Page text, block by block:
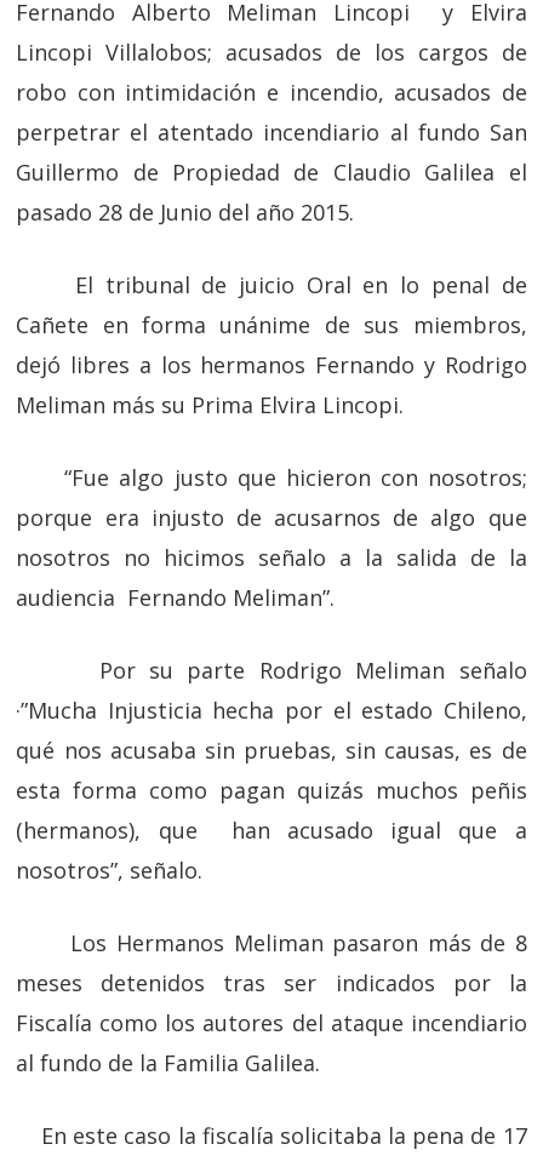
Fernando Alberto Meliman Lincopi y Elvira
Lincopi Villalobos; acusados de los cargos de
robo con intimidación e incendio, acusados de
perpetrar el atentado incendiario al fundo San
Guillermo de Propiedad de Claudio Galilea el
pasado 28 de Junio del año 2015.
El tribunal de juicio Oral en lo penal de
Cañete en forma unánime de sus miembros,
dejó libres a los hermanos Fernando y Rodrigo
Meliman más su Prima Elvira Lincopi.
“Fue algo justo que hicieron con nosotros;
porque era injusto de acusarnos de algo que
nosotros no hicimos señalo a la salida de la
audiencia Fernando Meliman”.
Por su parte Rodrigo Meliman señalo
·”Mucha Injusticia hecha por el estado Chileno,
qué nos acusaba sin pruebas, sin causas, es de
esta forma como pagan quizás muchos peñis
(hermanos), que han acusado igual que a
nosotros”, señalo.
Los Hermanos Meliman pasaron más de 8
meses detenidos tras ser indicados por la
Fiscalía como los autores del ataque incendiario
al fundo de la Familia Galilea.
En este caso la fiscalía solicitaba la pena de 17